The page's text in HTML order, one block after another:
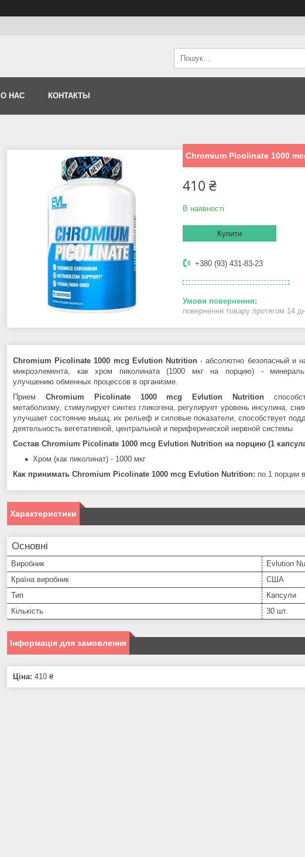
О НАС КОНТАКТЫ
Chromium Picolinate 1000
410 ₴
В наявності
Купити
+380 (93) 431-83-23
повернення товару протягом 14
Chromium Picolinate 1000 mcg Evlution Nutrition - абсолютно безопасный и
микроэлемента, как хром пиколината (1000 мкг на порцию) -
улучшению обменных процессов в организме.
Прием Chromium Picolinate 1000 mcg Evlution Nutrition
метаболизму, стимулирует синтез гликогена,регулирует уровень инсулина,
улучшает состояние мышц, их рельеф и силовые показатели,способствует
деятельность вегетативной, центральной и периферической нервной системы
Состав Chromium Picolinate 1000 mcg Evlution Nutrition на порцию (1
Хром (как пиколинат) - 1000 мкг
Как принимать Chromium Picolinate 1000 mcg Evlution Nutrition: по 1 порции
Характеристики
Основні
Виробник
Evlution
Країна виробник
США
Тип
Капсули
Кількість
30 шт.
Інформація для замовлення
Ціна: 410 ₴